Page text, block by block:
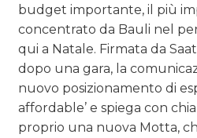
budget importante, il più
concentrato da Bauli nel
qui a Natale. Firmata da
dopo una gara, la
nuovo posizionamento di
affordable’ e spiega con
proprio una nuova Motta,